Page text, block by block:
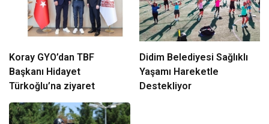
Koray GYO’dan TBF
Başkanı Hidayet
Türkoğlu’na ziyaret
Didim Belediyesi Sağlıklı
Yaşamı Hareketle
Destekliyor